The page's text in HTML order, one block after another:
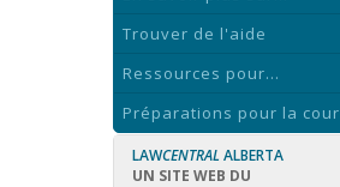
Trouver de l'aide
Ressources pour...
Préparations pour la cour
LAWCENTRAL ALBERTA
UN SITE WEB DU